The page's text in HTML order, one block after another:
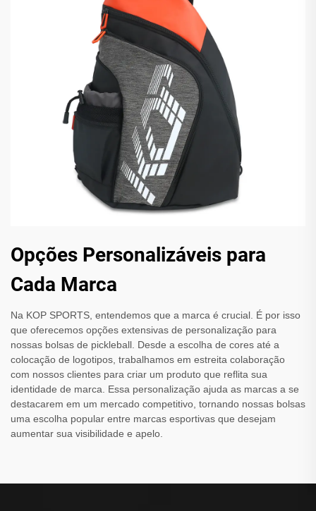
Opções Personalizáveis para
Cada Marca
Na KOP SPORTS, entendemos que a marca é crucial. É por isso
que oferecemos opções extensivas de personalização para
nossas bolsas de pickleball. Desde a escolha de cores até a
colocação de logotipos, trabalhamos em estreita colaboração
com nossos clientes para criar um produto que reflita sua
identidade de marca. Essa personalização ajuda as marcas a se
destacarem em um mercado competitivo, tornando nossas bolsas
uma escolha popular entre marcas esportivas que desejam
aumentar sua visibilidade e apelo.